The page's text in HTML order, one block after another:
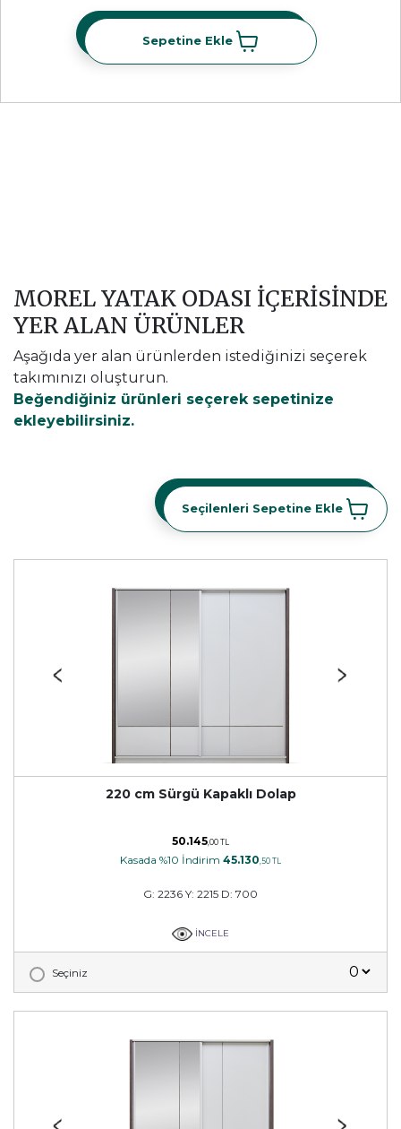
Sepetine Ekle
Sepetine Ekle
MOREL YATAK ODASI İÇERİSİNDE
YER ALAN ÜRÜNLER
Aşağıda yer alan ürünlerden istediğinizi seçerek
takımınızı oluşturun.
Beğendiğiniz ürünleri seçerek sepetinize
ekleyebilirsiniz.
Seçilenleri Sepetine Ekle
Seçilenleri Sepetine Ekle
220 cm Sürgü Kapaklı Dolap
50.145 ,00 TL
Kasada %10 İndirim 45.130 ,50 TL
G: 2236 Y: 2215 D: 700
İNCELE
Seçiniz